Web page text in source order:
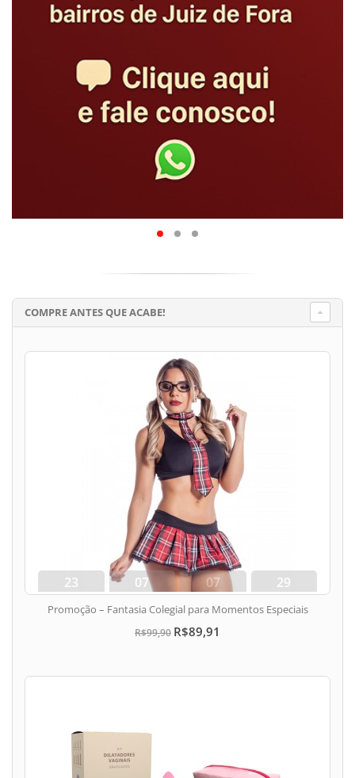
COMPRE ANTES QUE ACABE!
23
dias
07
hora
07
min
28
seg
Promoção – Fantasia Colegial para Momentos Especiais
R$99,90 R$89,91